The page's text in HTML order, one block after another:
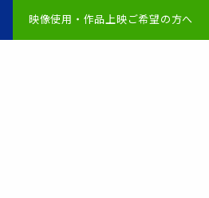
映像使用・作品上映ご希望の方へ